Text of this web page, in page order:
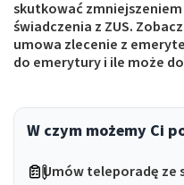
skutkować
świadczenia z ZUS.
umowa zlecenie z
do emerytury i ile może
W czym możemy Ci
Umów teleporadę ze